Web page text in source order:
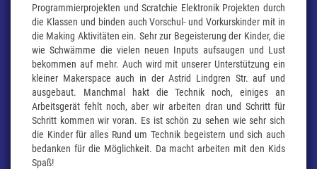
Programmierprojekten und Scratchie Elektronik Projekten durch
die Klassen und binden auch Vorschul- und Vorkurskinder mit in
die Making Aktivitäten ein. Sehr zur Begeisterung der Kinder, die
wie Schwämme die vielen neuen Inputs aufsaugen und Lust
bekommen auf mehr. Auch wird mit unserer Unterstützung ein
kleiner Makerspace auch in der Astrid Lindgren Str. auf und
ausgebaut. Manchmal hakt die Technik noch, einiges an
Arbeitsgerät fehlt noch, aber wir arbeiten dran und Schritt für
Schritt kommen wir voran. Es ist schön zu sehen wie sehr sich
die Kinder für alles Rund um Technik begeistern und sich auch
bedanken für die Möglichkeit. Da macht arbeiten mit den Kids
Spaß!